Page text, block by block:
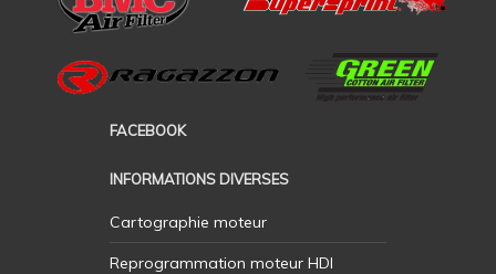
FACEBOOK
INFORMATIONS DIVERSES
Cartographie moteur
Reprogrammation moteur HDI